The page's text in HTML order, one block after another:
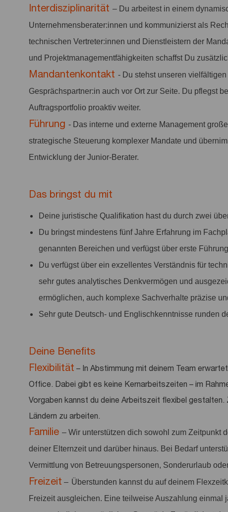
Interdisziplinarität – Du arbeitest in einem
Unternehmensberater:innen und kommunizierst als
technischen Vertreter:innen und Dienstleistern der
und Projektmanagementfähigkeiten schaffst Du
Mandantenkontakt - Du stehst unseren
Gesprächspartner:in auch vor Ort zur Seite. Du pflegst
Auftragsportfolio proaktiv weiter.
Führung - Das interne und externe Management
strategische Steuerung komplexer Mandate und
Entwicklung der Junior-Berater.
Das bringst du mit
Deine juristische Qualifikation hast du durch zwei
Du bringst mindestens fünf Jahre Erfahrung im
genannten Bereichen und verfügst über erste
Du verfügst über ein exzellentes Verständnis für
sehr gutes analytisches Denkvermögen und
ermöglichen, auch komplexe Sachverhalte präzise
Sehr gute Deutsch- und Englischkenntnisse runden
Deine Benefits
Flexibilität – In Abstimmung mit deinem Team
Office. Dabei gibt es keine Kernarbeitszeiten – im
Vorgaben kannst du deine Arbeitszeit flexibel
Ländern zu arbeiten.
Familie – Wir unterstützen dich sowohl zum Zeitpunkt
deiner Elternzeit und darüber hinaus. Bei Bedarf
Vermittlung von Betreuungspersonen, Sonderurlaub
Freizeit – Überstunden kannst du auf deinem
Freizeit ausgleichen. Eine teilweise Auszahlung